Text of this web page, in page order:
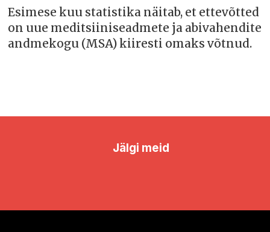
Esimese kuu statistika näitab, et ettevõtted
on uue meditsiiniseadmete ja abivahendite
andmekogu (MSA) kiiresti omaks võtnud.
Jälgi meid